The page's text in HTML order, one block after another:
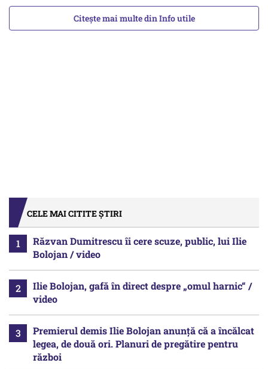
Citește mai multe din Info utile
CELE MAI CITITE ȘTIRI
Răzvan Dumitrescu îi cere scuze, public, lui Ilie
Bolojan / video
Ilie Bolojan, gafă în direct despre „omul harnic“ /
video
Premierul demis Ilie Bolojan anunță că a încălcat
legea, de două ori. Planuri de pregătire pentru
război